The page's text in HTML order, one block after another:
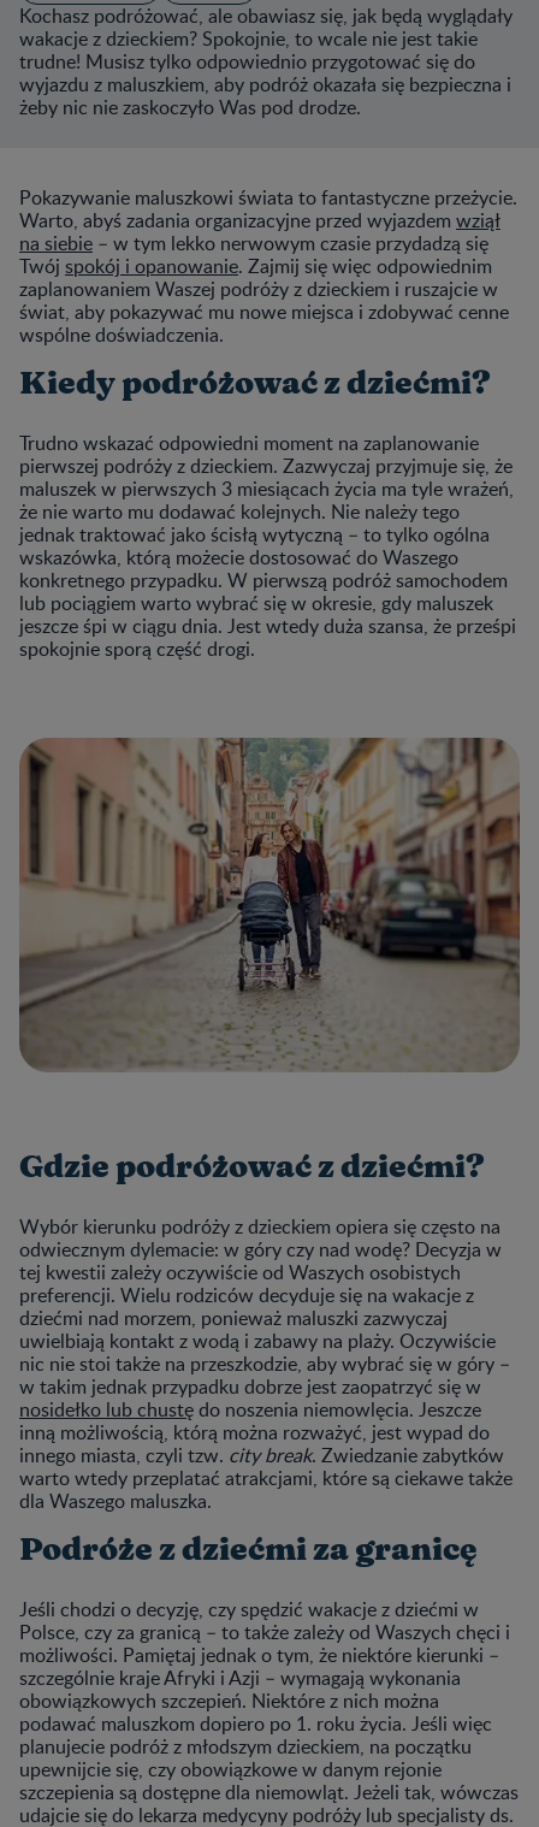
Kochasz podróżować, ale obawiasz się, jak będą wyglądały
wakacje z dzieckiem? Spokojnie, to wcale nie jest takie
trudne! Musisz tylko odpowiednio przygotować się do
wyjazdu z maluszkiem, aby podróż okazała się bezpieczna i
żeby nic nie zaskoczyło Was pod drodze.
Pokazywanie maluszkowi świata to fantastyczne przeżycie.
Warto, abyś zadania organizacyjne przed wyjazdem wziął
na siebie – w tym lekko nerwowym czasie przydadzą się
Twój spokój i opanowanie. Zajmij się więc odpowiednim
zaplanowaniem Waszej podróży z dzieckiem i ruszajcie w
świat, aby pokazywać mu nowe miejsca i zdobywać cenne
wspólne doświadczenia.
Kiedy podróżować z dziećmi?
Trudno wskazać odpowiedni moment na zaplanowanie
pierwszej podróży z dzieckiem. Zazwyczaj przyjmuje się, że
maluszek w pierwszych 3 miesiącach życia ma tyle wrażeń,
że nie warto mu dodawać kolejnych. Nie należy tego
jednak traktować jako ścisłą wytyczną – to tylko ogólna
wskazówka, którą możecie dostosować do Waszego
konkretnego przypadku. W pierwszą podróż samochodem
lub pociągiem warto wybrać się w okresie, gdy maluszek
jeszcze śpi w ciągu dnia. Jest wtedy duża szansa, że prześpi
spokojnie sporą część drogi.
Gdzie podróżować z dziećmi?
Wybór kierunku podróży z dzieckiem opiera się często na
odwiecznym dylemacie: w góry czy nad wodę? Decyzja w
tej kwestii zależy oczywiście od Waszych osobistych
preferencji. Wielu rodziców decyduje się na wakacje z
dziećmi nad morzem, ponieważ maluszki zazwyczaj
uwielbiają kontakt z wodą i zabawy na plaży. Oczywiście
nic nie stoi także na przeszkodzie, aby wybrać się w góry –
w takim jednak przypadku dobrze jest zaopatrzyć się w
nosidełko lub chustędo noszenia niemowlęcia. Jeszcze
inną możliwością, którą można rozważyć, jest wypad do
innego miasta, czyli tzw. city break. Zwiedzanie zabytków
warto wtedy przeplatać atrakcjami, które są ciekawe także
dla Waszego maluszka.
Podróże z dziećmi za granicę
Jeśli chodzi o decyzję, czy spędzić wakacje z dziećmi w
Polsce, czy za granicą – to także zależy od Waszych chęci i
możliwości. Pamiętaj jednak o tym, że niektóre kierunki –
szczególnie kraje Afryki i Azji – wymagają wykonania
obowiązkowych szczepień. Niektóre z nich można
podawać maluszkom dopiero po 1. roku życia. Jeśli więc
planujecie podróż z młodszym dzieckiem, na początku
upewnijcie się, czy obowiązkowe w danym rejonie
szczepienia są dostępne dla niemowląt. Jeżeli tak, wówczas
udajcie się do lekarza medycyny podróży lub specjalisty ds.